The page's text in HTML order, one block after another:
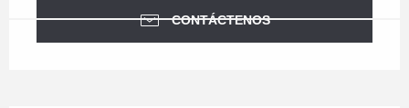
CONTÁCTENOS